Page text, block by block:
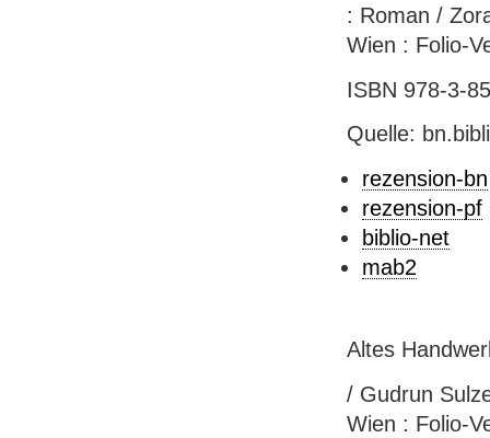
: Roman /
Wien : Folio-
ISBN 978-3-
Quelle:
rezension-bn
rezension-pf
biblio-net
mab2
Altes
/ Gudrun
Wien : Folio-